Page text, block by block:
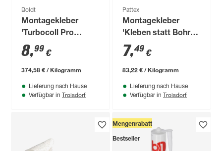
Boldt
Montagekleber
'Turbocoll Pro
ThermoFLEX' 24 g
8,99 €
374,58 € / Kilogramm
Lieferung nach Hause
Verfügbar in Troisdorf
Pattex
Montagekleber
'Kleben statt Bohren
Kristallklar'
transparent 90 g
7,49 €
83,22 € / Kilogramm
Lieferung nach Hause
Verfügbar in Troisdorf
Mengenrabatt
Bestseller